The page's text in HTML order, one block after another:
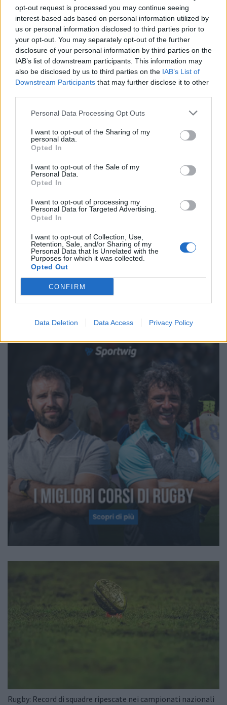
opt-out request is processed you may continue seeing
interest-based ads based on personal information utilized by
us or personal information disclosed to third parties prior to
your opt-out. You may separately opt-out of the further
disclosure of your personal information by third parties on the
IAB’s list of downstream participants. This information may
also be disclosed by us to third parties on the IAB’s List of
Downstream Participants that may further disclose it to other
Personal Data Processing Opt Outs
I want to opt-out of the Sharing of my
personal data.
Opted In
I want to opt-out of the Sale of my
Personal Data.
Opted In
I want to opt-out of processing my
Personal Data for Targeted Advertising.
Opted In
I want to opt-out of Collection, Use,
Retention, Sale, and/or Sharing of my
Personal Data that Is Unrelated with the
Purposes for which it was collected.
Opted Out
CONFIRM
Data Deletion Data Access Privacy Policy
RUGBY GIOVANILE
Finale U18 Benetton-Valsugana:
corazzata contro outsider
Redazione / 24.05.2025 14:31
RUGBY GIOVANILE
FIR lancia l'iniziativa “I nostri Club, la
nostra storia”
Under 18 Elite: la finale sarà Benetton
- Valsugana
Rugby: Record di squadre ripescate nei campionati nazionali